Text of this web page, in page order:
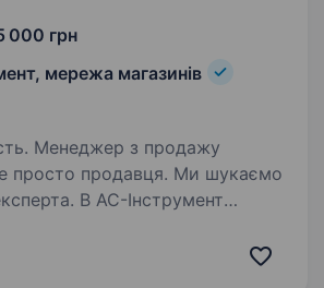
000 грн
мережа магазинів
просто продавця. Ми шукаємо
В АС-Інструмент
та практиці. Саме тому